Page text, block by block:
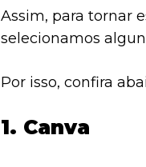
Assim, para tornar
selecionamos
Por isso, confira
1. Canva